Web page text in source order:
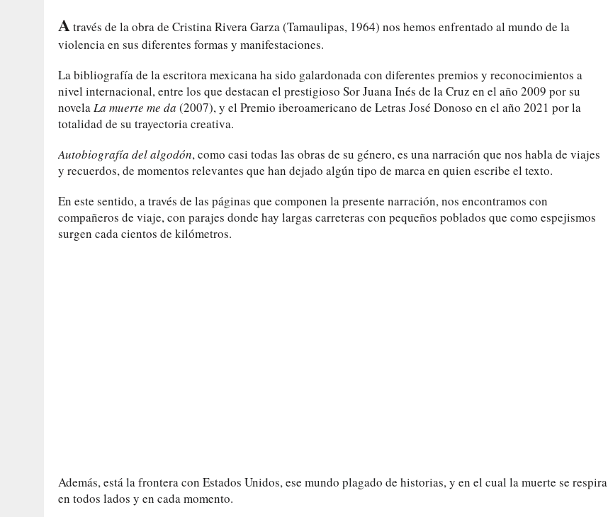
Através de la obra de Cristina Rivera Garza (Tamaulipas, 1964) nos hemos enfrentado al mundo de la
violencia en sus diferentes formas y manifestaciones.
La bibliografía de la escritora mexicana ha sido galardonada con diferentes premios y reconocimientos a
nivel internacional, entre los que destacan el prestigioso Sor Juana Inés de la Cruz en el año 2009 por su
novelaLa muerte me da (2007), y el Premio iberoamericano de Letras José Donoso en el año 2021 por la
totalidad de su trayectoria creativa.
Autobiografía del algodón, como casi todas las obras de su género, es una narración que nos habla de viajes
y recuerdos, de momentos relevantes que han dejado algún tipo de marca en quien escribe el texto.
En este sentido, a través de las páginas que componen la presente narración, nos encontramos con
compañeros de viaje, con parajes donde hay largas carreteras con pequeños poblados que como espejismos
surgen cada cientos de kilómetros.
Además, está la frontera con Estados Unidos, ese mundo plagado de historias, y en el cual la muerte se respira
en todos lados y en cada momento.